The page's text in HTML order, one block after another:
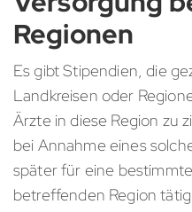
Regionen
Es gibt Stipendien, die
Landkreisen oder
Ärzte in diese Region zu
bei Annahme eines
später für eine
betreffenden Region